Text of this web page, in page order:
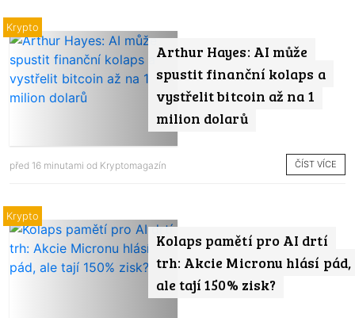
Arthur Hayes: AI může
spustit finanční kolaps a
vystřelit bitcoin až na 1
milion dolarů
Krypto
před 16 minutami od Kryptomagazín ČÍST VÍCE
Kolaps pamětí pro AI drtí
trh: Akcie Micronu hlásí pád,
ale tají 150% zisk?
Krypto